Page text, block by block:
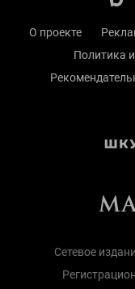
О проекте
Политика
Сетевое